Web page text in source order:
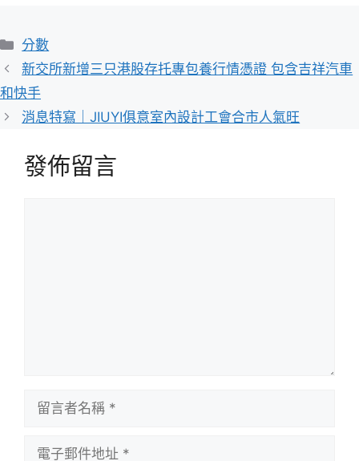
分
類
分數
新交所新增三只港股存托專包養行情憑證 包含吉祥汽車
和快手
消息特寫｜JIUYI俱意室內設計工會合市人氣旺
發佈留言